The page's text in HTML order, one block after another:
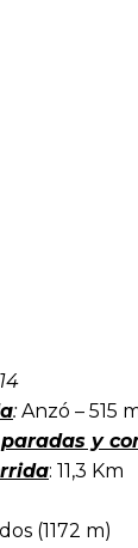
:Anzó – 515
y
: 11,3 Km
(1172 m)